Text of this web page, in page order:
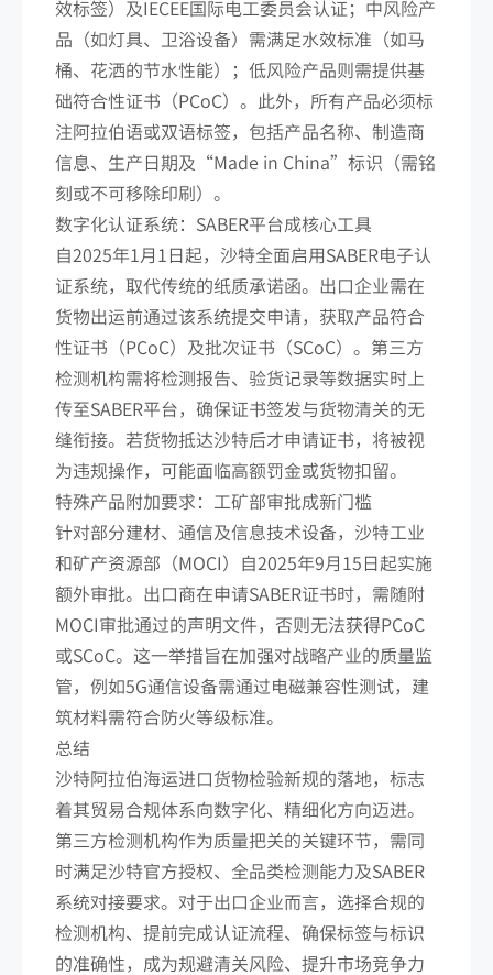
效标签）及IECEE国际电工委员会认证；中风险产
品（如灯具、卫浴设备）需满足水效标准（如马
桶、花洒的节水性能）；低风险产品则需提供基
础符合性证书（PCoC）。此外，所有产品必须标
注阿拉伯语或双语标签，包括产品名称、制造商
信息、生产日期及“Made in China”标识（需铭
刻或不可移除印刷）。
数字化认证系统：SABER平台成核心工具
自2025年1月1日起，沙特全面启用SABER电子认
证系统，取代传统的纸质承诺函。出口企业需在
货物出运前通过该系统提交申请，获取产品符合
性证书（PCoC）及批次证书（SCoC）。第三方
检测机构需将检测报告、验货记录等数据实时上
传至SABER平台，确保证书签发与货物清关的无
缝衔接。若货物抵达沙特后才申请证书，将被视
为违规操作，可能面临高额罚金或货物扣留。
特殊产品附加要求：工矿部审批成新门槛
针对部分建材、通信及信息技术设备，沙特工业
和矿产资源部（MOCI）自2025年9月15日起实施
额外审批。出口商在申请SABER证书时，需随附
MOCI审批通过的声明文件，否则无法获得PCoC
或SCoC。这一举措旨在加强对战略产业的质量监
管，例如5G通信设备需通过电磁兼容性测试，建
筑材料需符合防火等级标准。
总结
沙特阿拉伯海运进口货物检验新规的落地，标志
着其贸易合规体系向数字化、精细化方向迈进。
第三方检测机构作为质量把关的关键环节，需同
时满足沙特官方授权、全品类检测能力及SABER
系统对接要求。对于出口企业而言，选择合规的
检测机构、提前完成认证流程、确保标签与标识
的准确性，成为规避清关风险、提升市场竞争力